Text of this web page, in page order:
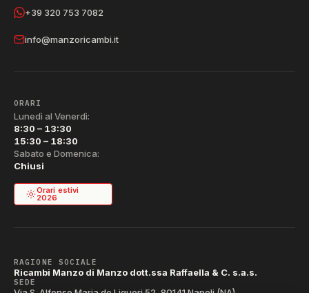
+39 320 753 7082
info@manzoricambi.it
ORARI
Lunedì al Venerdì:
8:30 – 13:30
15:30 – 18:30
Sabato e Domenica:
Chiusi
Orari estivi
2026
RAGIONE SOCIALE
Ricambi Manzo di Manzo dott.ssa Raffaella & C. s.a.s.
SEDE